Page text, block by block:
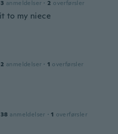
anmeldelser · 2 overførsler
to my niece
anmeldelser · 1 overførsler
anmeldelser · 1 overførsler